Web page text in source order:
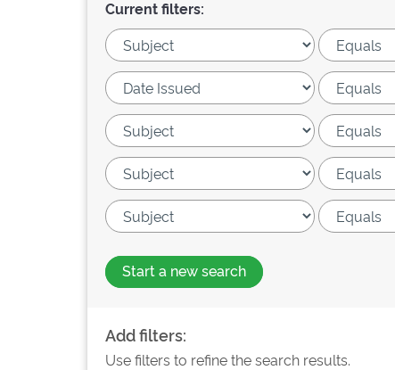
Current filters:
Start a new search
Add filters:
Use filters to refine the search results.